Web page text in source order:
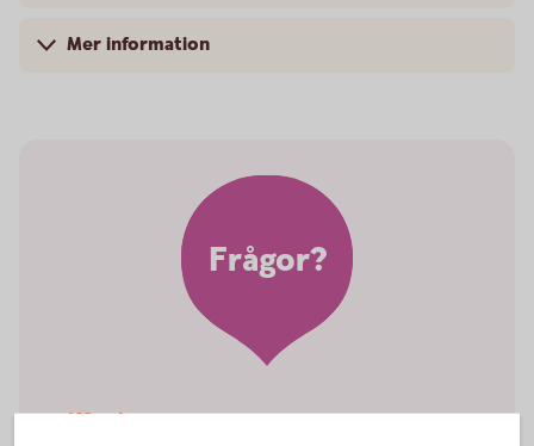
Mer information
Vill ni veta mer om
Frågor?